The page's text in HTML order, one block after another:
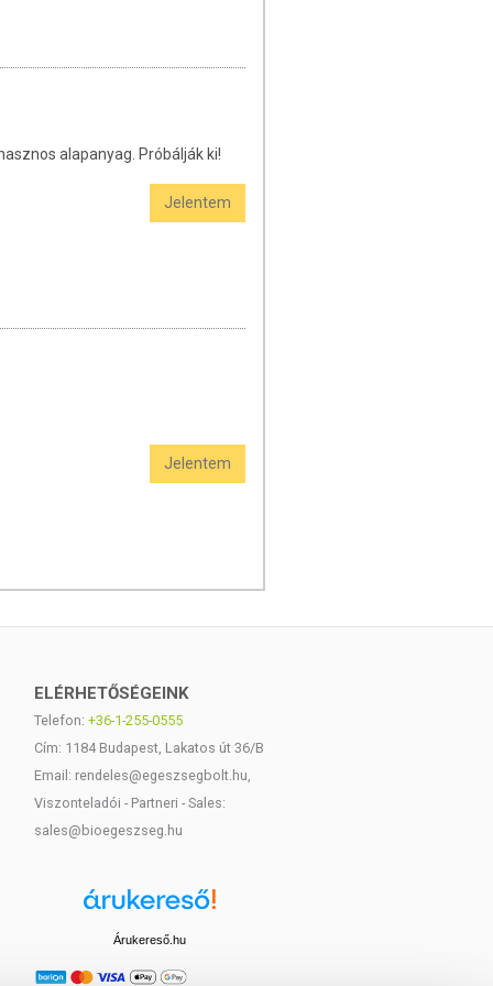
alapanyag. Próbálják ki!
Jelentem
Jelentem
ELÉRHETŐSÉGEINK
Telefon: +36-1-255-0555
Cím: 1184 Budapest, Lakatos út 36/B
Email: rendeles@egeszsegbolt.hu,
Viszonteladói - Partneri - Sales:
sales@bioegeszseg.hu
Árukereső.hu